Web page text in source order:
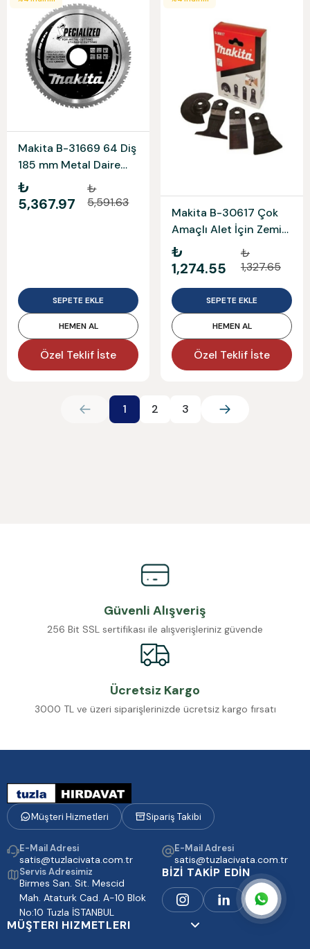
Makita B-31669 64 Diş
185 mm Metal Daire
Testere Bıçağı
₺
5,367.97
₺
5,591.63
SEPETE EKLE
HEMEN AL
Özel Teklif İste
Makita B-30617 Çok
Amaçlı Alet İçin Zemin
Uç Seti 2 (Tma006,
Tma008, Tma012,
Tma019) 4 Parça
₺
1,274.55
₺
1,327.65
SEPETE EKLE
HEMEN AL
Özel Teklif İste
1 2 3
Güvenli Alışveriş
256 Bit SSL sertifikası ile alışverişleriniz güvende
Ücretsiz Kargo
3000 TL ve üzeri siparişlerinizde ücretsiz kargo fırsatı
Müşteri Hizmetleri Sipariş Takibi
E-Mail Adresi
satis@tuzlacivata.com.tr
E-Mail Adresi
satis@tuzlacivata.com.tr
Servis Adresimiz
Birmes San. Sit. Mescid
Mah. Ataturk Cad. A-10 Blok
No:10 Tuzla İSTANBUL
BİZİ TAKİP EDİN
MÜŞTERI HIZMETLERI